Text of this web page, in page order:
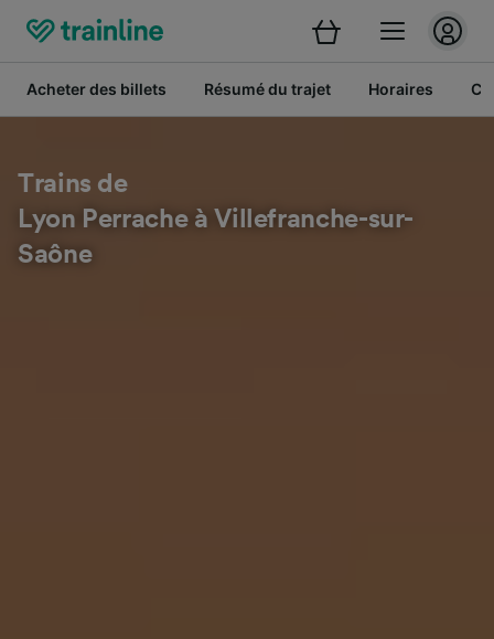
Acheter des billets Résumé du trajet Horaires
Trains de
Lyon Perrache à Villefranche-sur-
Saône